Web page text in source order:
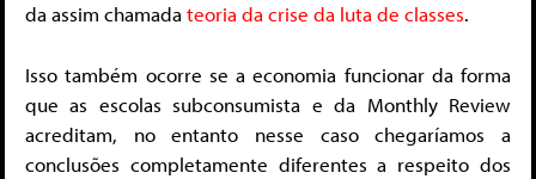
da assim chamada teoria da crise da luta de classes.
Isso também ocorre se a economia funcionar da forma
que as escolas subconsumista e da Monthly Review
acreditam, no entanto nesse caso chegaríamos a
conclusões completamente diferentes a respeito dos